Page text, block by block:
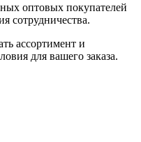
оптовых покупателей
сотрудничества.
ассортимент и
для вашего заказа.